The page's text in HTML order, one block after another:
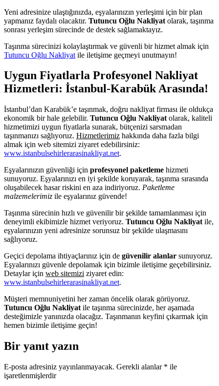
Yeni adresinize ulaştığınızda, eşyalarınızın yerleşimi için bir plan
yapmanız faydalı olacaktır. Tutuncu Oğlu Nakliyat olarak, taşınma
sonrası yerleşim sürecinde de destek sağlamaktayız.
Taşınma sürecinizi kolaylaştırmak ve güvenli bir hizmet almak için
Tutuncu Oğlu Nakliyat ile iletişime geçmeyi unutmayın!
Uygun Fiyatlarla Profesyonel Nakliyat
Hizmetleri: İstanbul-Karabük Arasında!
İstanbul’dan Karabük’e taşınmak, doğru nakliyat firması ile oldukça
ekonomik bir hale gelebilir. Tutuncu Oğlu Nakliyat olarak, kaliteli
hizmetimizi uygun fiyatlarla sunarak, bütçenizi sarsmadan
taşınmanızı sağlıyoruz. Hizmetlerimiz hakkında daha fazla bilgi
almak için web sitemizi ziyaret edebilirsiniz:
www.istanbulsehirlerarasinakliyat.net.
Eşyalarınızın güvenliği için profesyonel paketleme hizmeti
sunuyoruz. Eşyalarınızı en iyi şekilde koruyarak, taşınma sırasında
oluşabilecek hasar riskini en aza indiriyoruz. Paketleme
malzemelerimiz ile eşyalarınız güvende!
Taşınma sürecinin hızlı ve güvenilir bir şekilde tamamlanması için
deneyimli ekibimizle hizmet veriyoruz. Tutuncu Oğlu Nakliyat ile,
eşyalarınızın yeni adresinize sorunsuz bir şekilde ulaşmasını
sağlıyoruz.
Geçici depolama ihtiyaçlarınız için de güvenilir alanlar sunuyoruz.
Eşyalarınızı güvenle depolamak için bizimle iletişime geçebilirsiniz.
Detaylar için web sitemizi ziyaret edin:
www.istanbulsehirlerarasinakliyat.net.
Müşteri memnuniyetini her zaman öncelik olarak görüyoruz.
Tutuncu Oğlu Nakliyat ile taşınma sürecinizde, her aşamada
desteğimizle yanınızda olacağız. Taşınmanın keyfini çıkarmak için
hemen bizimle iletişime geçin!
Bir yanıt yazın
E-posta adresiniz yayınlanmayacak. Gerekli alanlar * ile
işaretlenmişlerdir